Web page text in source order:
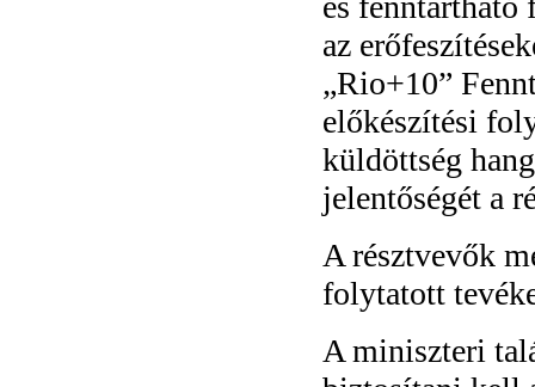
az
„Rio+10”
előkészítési
küldöttség
jelentőségét a
A résztvevők
folytatott
A miniszteri